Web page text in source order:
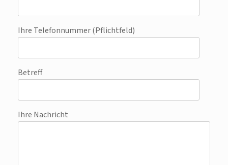
Ihre Telefonnummer (Pflichtfeld)
Betreff
Ihre Nachricht